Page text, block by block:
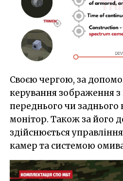
Своєю чергою, за
керування зображення
переднього чи заднього
монітор. Також за його
здійснюється
камер та системою